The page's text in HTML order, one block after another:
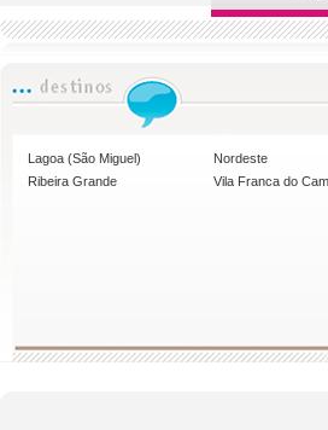
Lagoa (São Miguel) Nordeste
Ribeira Grande
Vila Franca do